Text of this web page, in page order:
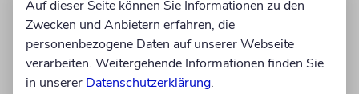
Auf dieser Seite können Sie Informationen zu den
Zwecken und Anbietern erfahren, die
personenbezogene Daten auf unserer Webseite
verarbeiten. Weitergehende Informationen finden Sie
in unserer Datenschutzerklärung.